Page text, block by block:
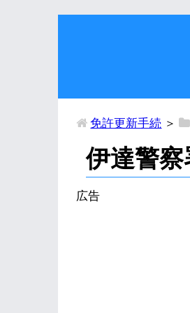
免許更新手続 ＞
伊達警
広告